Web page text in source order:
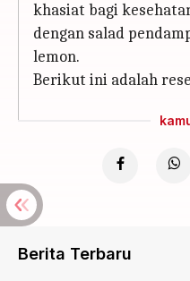
khasiat bagi
dengan salad
lemon.
Berikut ini adalah
Berita Terbaru